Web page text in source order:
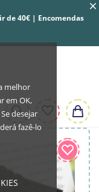
melhor
em OK,
desejar
fazê-lo
de 40€ | Encomendas